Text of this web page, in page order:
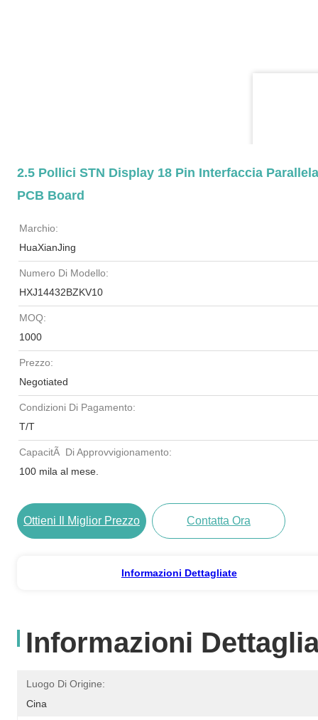
2.5 Pollici STN Display 18 Pin Interfaccia
PCB Board
Marchio:
HuaXianJing
Numero Di Modello:
HXJ14432BZKV10
MOQ:
1000
Prezzo:
Negotiated
Condizioni Di Pagamento:
T/T
CapacitÃ Di Approvvigionamento:
100 mila al mese.
Ottieni Il Miglior Prezzo Contatta Ora
Informazioni Dettagliate
Informazioni
Luogo Di Origine:
Cina